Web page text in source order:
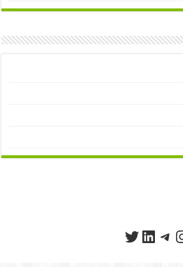
تلگرام
لینکداین
توییتر